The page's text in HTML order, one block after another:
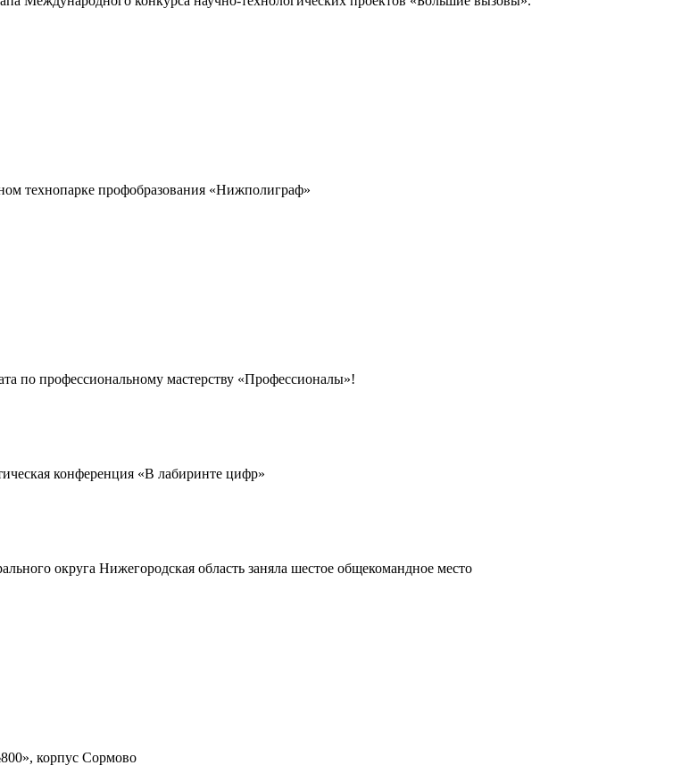
технопарке профобразования «Нижполиграф»
по профессиональному мастерству «Профессионалы»!
конференция «В лабиринте цифр»
округа Нижегородская область заняла шестое общекомандное место
корпус Сормово